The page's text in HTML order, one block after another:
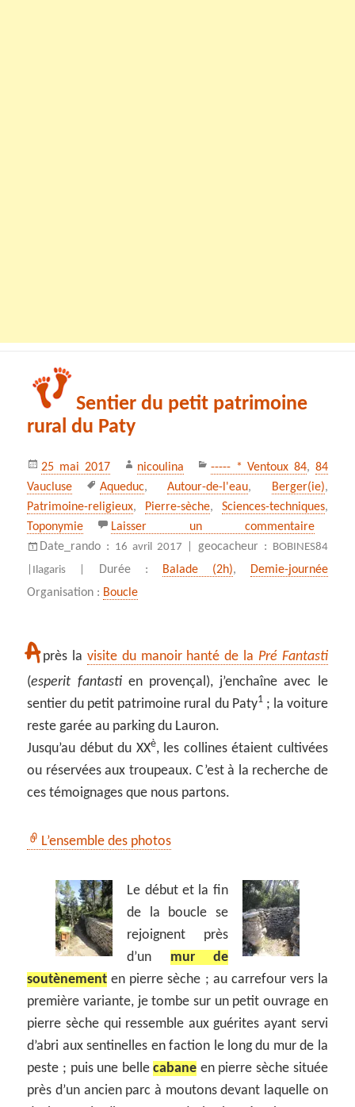
Sentier du petit patrimoine
rural du Paty
Publié
le
25 mai 2017 Auteur
nicoulina Catégories
----- * Ventoux 84, 84
Vaucluse
Mots-
clés
Aqueduc,Autour-de-l'eau, Berger(ie),
Patrimoine-religieux, Pierre-sèche, Sciences-techniques,
Toponymie
Laisser un commentaire
Date_rando : 16 avril 2017 | geocacheur : BOBINES84
Ilagaris | Durée : Balade (2h),
Demie-journée
Organisation : Boucle
Après lavisite du manoir hanté de la Pré Fantasti
(esperit fantastien provençal), j’enchaîne avec le
sentier du petit patrimoine rural du Paty1; la voiture
reste garée au parking du Lauron.
Jusqu’au début du XXè, les collines étaient cultivées
ou réservées aux troupeaux. C’est à la recherche de
ces témoignages que nous partons.
L’ensemble des photos
Le début et la fin
de la boucle se
rejoignent près
d’un mur de
soutènement en pierre sèche ; au carrefour vers la
première variante, je tombe sur un petit ouvrage en
pierre sèche qui ressemble aux guérites ayant servi
d’abri aux sentinelles en faction le long du mur de la
peste ; puis une bellecabane en pierre sèche située
près d’un ancien parc à moutons devant laquelle on